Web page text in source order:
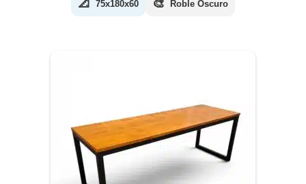
📐 75x180x60 🎨 Roble Oscuro